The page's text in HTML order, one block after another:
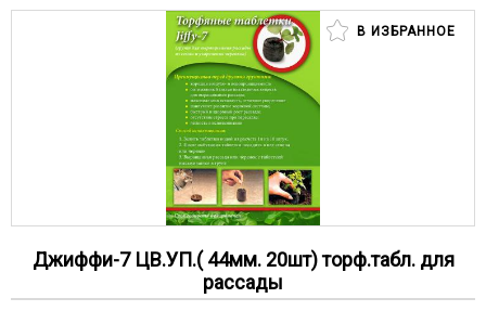
В ИЗБРАННОЕ
Джиффи-7 ЦВ.УП.( 44мм. 20шт) торф.табл. для
рассады